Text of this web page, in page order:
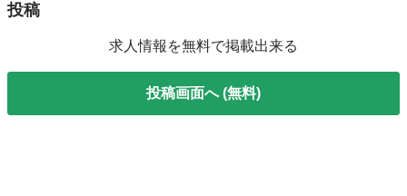
投稿
求人情報を無料で掲載出来る
投稿画面へ (無料)